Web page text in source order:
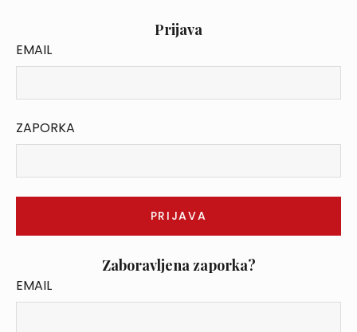
Prijava
EMAIL
ZAPORKA
Zaboravljena zaporka?
EMAIL